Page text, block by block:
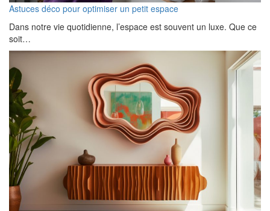
Astuces déco pour optimiser un petit espace
Dans notre vie quotidienne, l’espace est souvent un luxe. Que ce
soit…